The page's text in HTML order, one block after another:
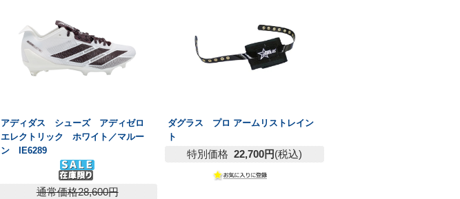
アディダス シューズ アディゼロ
エレクトリック ホワイト／マルー
ン IE6289
通常価格28,600円
ダグラス プロ アームリストレイン
ト
特別価格 22,700円(税込)